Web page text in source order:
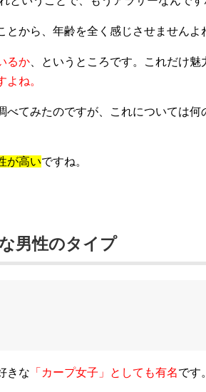
から、年齢を全く感じさせませんよ
るか 、というところです。これだけ魅
ね。
べてみたのですが、これについては何
が高いですね。
男性のタイプ
きな 「カープ女子」としても有名です。